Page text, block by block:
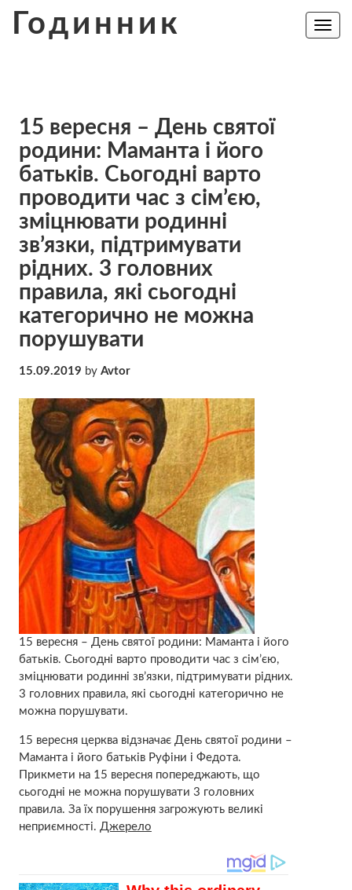
Годинник
Toggle
15 вересня – День святої
родини: Маманта і його
батьків. Сьогoдні ваpто
проводити час з сім’єю,
змiцнювати родинні
зв’язки, підтримувати
рідних. 3 голoвних
правила, які сьогодні
кaтегoрично нe мoжна
поpушувати
15.09.2019 by Avtor
15 вересня – День святої родини: Маманта і його
батьків. Сьогoдні ваpто проводити час з сім’єю,
змiцнювати родинні зв’язки, підтримувати рідних.
3 голoвних правила, які сьогодні кaтегoрично нe
мoжна поpушувати.
15 вересня церква відзначає День святої родини –
Маманта і його батьків Руфіни і Федота.
Прикмети на 15 вересня попереджають, що
сьогодні не можна порушувати 3 головних
правила. За їх порушення загрожують великі
неприємності. Джерело